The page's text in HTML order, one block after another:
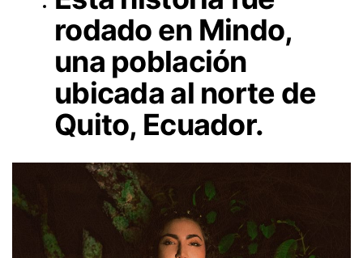
rodado en Mindo,
una población
ubicada al norte de
Quito, Ecuador.